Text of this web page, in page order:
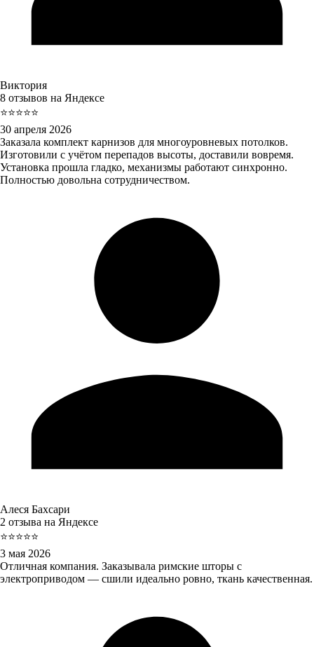
Виктория
8 отзывов на Яндексе
⭐⭐⭐⭐⭐
30 апреля 2026
Заказала комплект карнизов для многоуровневых потолков.
Изготовили с учётом перепадов высоты, доставили вовремя.
Установка прошла гладко, механизмы работают синхронно.
Полностью довольна сотрудничеством.
Алеся Бахсари
2 отзыва на Яндексе
⭐⭐⭐⭐⭐
3 мая 2026
Отличная компания. Заказывала римские шторы с
электроприводом — сшили идеально ровно, ткань качественная.